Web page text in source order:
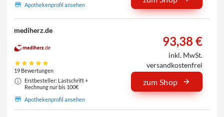
Apothekenprofil ansehen
mediherz.de
19 Bewertungen
Erstbesteller: Lastschrift +
Rechnung nur bis 100€
Apothekenprofil ansehen
93,38 €
inkl. MwSt.
versandkostenfrei
zum Shop